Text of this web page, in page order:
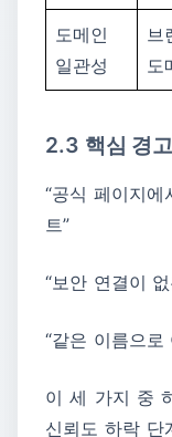
도메인
일관성
브
도
2.3 핵심 경고
“공식 페이지
트”
“보안 연결이
“같은 이름으
이 세 가지 중
신뢰도 하락 단